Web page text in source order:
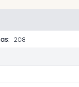
208